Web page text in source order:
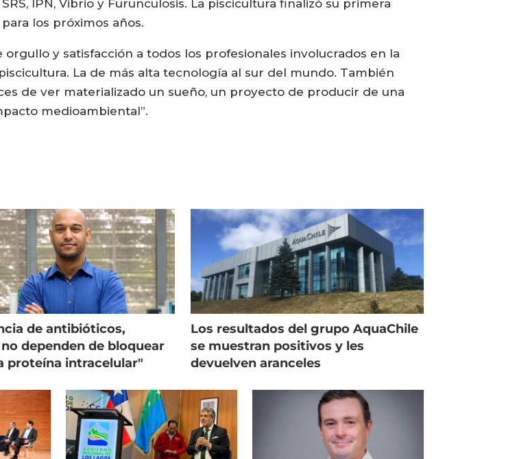
IPN, Vibrio y Furunculosis. La piscicultura finalizó su primera
los próximos años.
y satisfacción a todos los profesionales involucrados en la
La de más alta tecnología al sur del mundo. También
de ver materializado un sueño, un proyecto de producir de una
medioambiental”.
de antibióticos,
dependen de bloquear
proteína intracelular"
Los resultados del grupo AquaChile
se muestran positivos y les
devuelven aranceles